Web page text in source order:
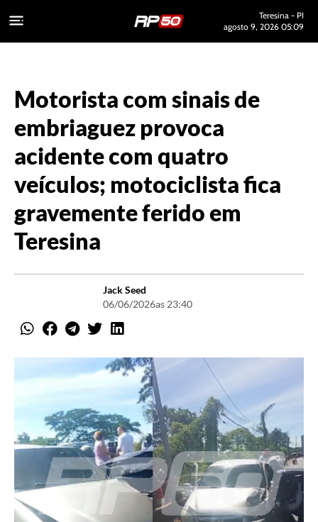
Teresina - PI
agosto 9, 2026 05:09
Motorista com sinais de
embriaguez provoca
acidente com quatro
veículos; motociclista fica
gravemente ferido em
Teresina
Jack Seed
06/06/2026as 23:40